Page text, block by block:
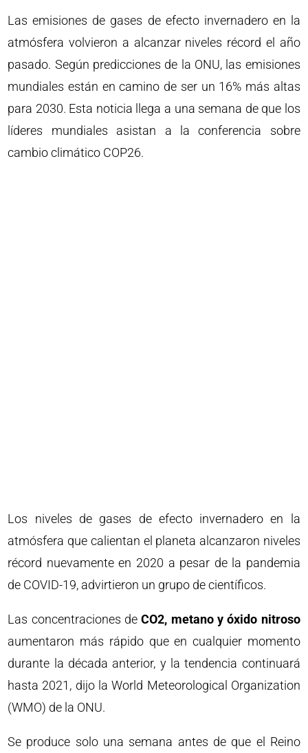
Las emisiones de gases de efecto invernadero en la
atmósfera volvieron a alcanzar niveles récord el año
pasado. Según predicciones de la ONU, las emisiones
mundiales están en camino de ser un 16% más altas
para 2030. Esta noticia llega a una semana de que los
líderes mundiales asistan a la conferencia sobre
cambio climático COP26.
Los niveles de gases de efecto invernadero en la
atmósfera que calientan el planeta alcanzaron niveles
récord nuevamente en 2020 a pesar de la pandemia
de COVID-19, advirtieron un grupo de científicos.
Las concentraciones deCO2, metano y óxido nitroso
aumentaron más rápido que en cualquier momento
durante la década anterior, y la tendencia continuará
hasta 2021, dijo la World Meteorological Organization
(WMO) de la ONU.
Se produce solo una semana antes de que el Reino